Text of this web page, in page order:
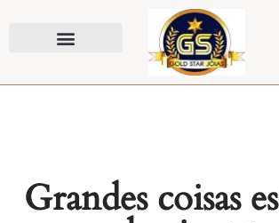
Grandes coisas